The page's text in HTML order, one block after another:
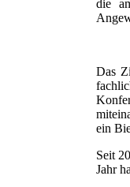
die
Das
ein
Seit
Jahr